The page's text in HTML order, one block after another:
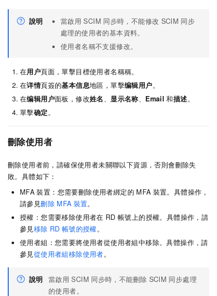
說明 當啟用 SCIM 同步時，不能修改 SCIM 同步
處理的使用者的基本資料。
使用者名稱不支援修改。
在用户頁面，單擊目標使用者名稱稱。
在详情頁簽的基本信息地區，單擊编辑用户。
在编辑用户面板，修改姓名、显示名称、 Email 和描述。
單擊确定。
刪除使用者
刪除使用者前，請確保使用者未關聯以下資源，否則會刪除失
敗。具體如下：
MFA 裝置：您需要刪除使用者綁定的 MFA 裝置。具體操作，
請參見刪除 MFA 裝置。
授權：您需要移除使用者在 RD 帳號上的授權。具體操作，請
參見移除 RD 帳號的授權。
使用者組：您需要將使用者從使用者組中移除。具體操作，請
參見從使用者組移除使用者。
說明 當啟用 SCIM 同步時，不能刪除 SCIM 同步處理
的使用者。